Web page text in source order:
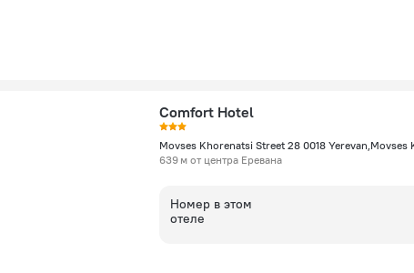
Comfort Hotel
639 м от центра Еревана
Номер в этом
отеле